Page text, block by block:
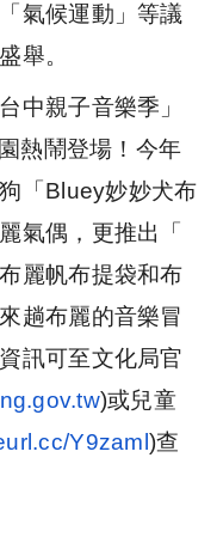
氣候運動」等議
舉。
中親子音樂季」
熱鬧登場！今年
「 B luey妙妙犬布
氣偶，更推出「
麗帆布提袋和布
趟布麗的音樂冒
訊可至文化局官
)或兒童
Y9zaml )查